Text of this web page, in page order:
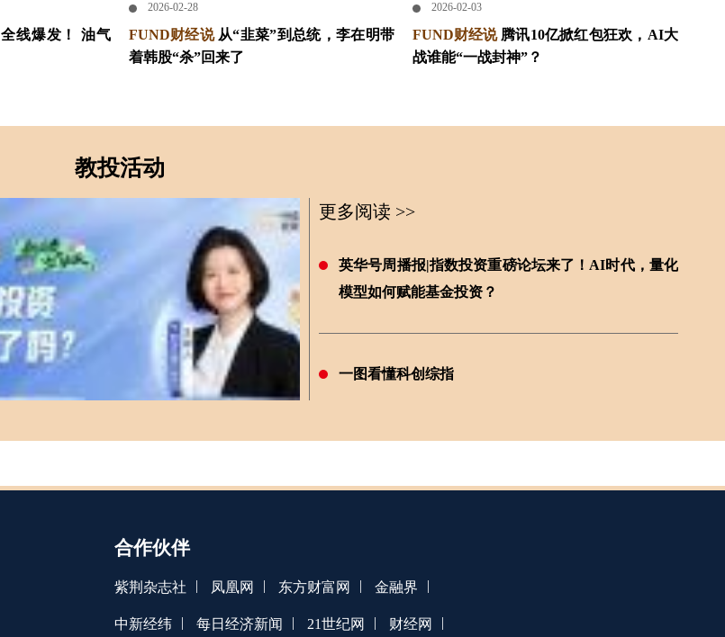
全线爆发！ 油气
2026-02-28
FUND财经说 从“韭菜”到总统，李在明带
着韩股“杀”回来了
2026-02-03
FUND财经说 腾讯10亿掀红包狂欢，AI大
战谁能“一战封神”？
教投活动
更多阅读 >>
英华号周播报|指数投资重磅论坛来了！AI时代，量化
模型如何赋能基金投资？
一图看懂科创综指
合作伙伴
紫荆杂志社 | 凤凰网 | 东方财富网 | 金融界 |
中新经纬 | 每日经济新闻 | 21世纪网 | 财经网 |